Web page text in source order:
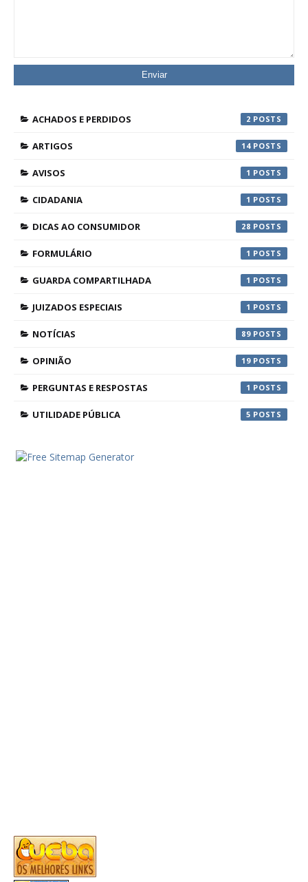
ACHADOS E PERDIDOS 2
ARTIGOS 14
AVISOS 1
CIDADANIA 1
DICAS AO CONSUMIDOR 28
FORMULÁRIO 1
GUARDA COMPARTILHADA 1
JUIZADOS ESPECIAIS 1
NOTÍCIAS 89
OPINIÃO 19
PERGUNTAS E RESPOSTAS 1
UTILIDADE PÚBLICA 5